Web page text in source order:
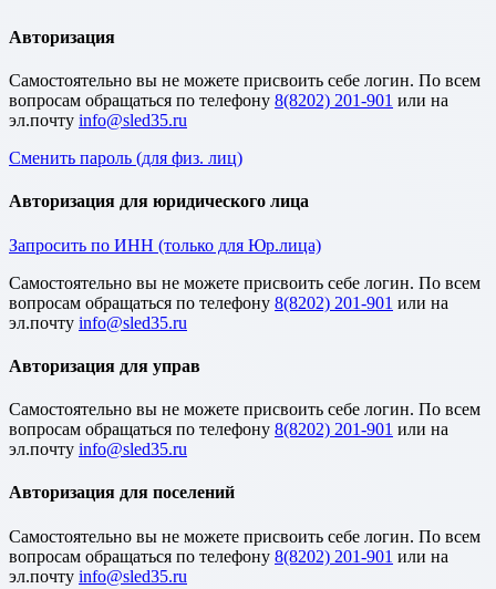
Авторизация
Cамостоятельно вы не можете присвоить себе логин. По всем
вопросам обращаться по телефону 8(8202) 201-901 или на
эл.почту
Сменить пароль (для физ. лиц)
Авторизация для юридического лица
Запросить по ИНН (только для Юр.лица)
Cамостоятельно вы не можете присвоить себе логин. По всем
вопросам обращаться по телефону 8(8202) 201-901 или на
эл.почту
Авторизация для управ
Cамостоятельно вы не можете присвоить себе логин. По всем
вопросам обращаться по телефону 8(8202) 201-901 или на
эл.почту
Авторизация для поселений
Cамостоятельно вы не можете присвоить себе логин. По всем
вопросам обращаться по телефону 8(8202) 201-901 или на
эл.почту